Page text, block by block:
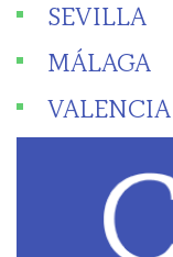
SEVILLA
MÁLAGA
VALENCIA